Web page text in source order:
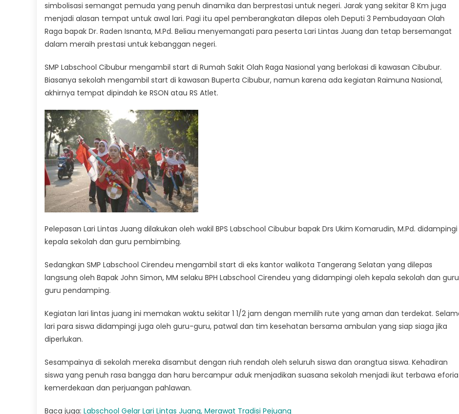
simbolisasi semangat pemuda yang penuh dinamika dan berprestasi untuk negeri. Jarak yang sekitar 8 Km juga
menjadi alasan tempat untuk awal lari. Pagi itu apel pemberangkatan dilepas oleh Deputi 3 Pembudayaan Olah
Raga bapak Dr. Raden Isnanta, M.Pd. Beliau menyemangati para peserta Lari Lintas Juang dan tetap bersemangat
dalam meraih prestasi untuk kebanggan negeri.
SMP Labschool Cibubur mengambil start di Rumah Sakit Olah Raga Nasional yang berlokasi di kawasan Cibubur.
Biasanya sekolah mengambil start di kawasan Buperta Cibubur, namun karena ada kegiatan Raimuna Nasional,
akhirnya tempat dipindah ke RSON atau RS Atlet.
Pelepasan Lari Lintas Juang dilakukan oleh wakil BPS Labschool Cibubur bapak Drs Ukim Komarudin, M.Pd. didampingi
kepala sekolah dan guru pembimbing.
Sedangkan SMP Labschool Cirendeu mengambil start di eks kantor walikota Tangerang Selatan yang dilepas
langsung oleh Bapak John Simon, MM selaku BPH Labschool Cirendeu yang didampingi oleh kepala sekolah dan
guru pendamping.
Kegiatan lari lintas juang ini memakan waktu sekitar 1 1/2 jam dengan memilih rute yang aman dan terdekat.
lari para siswa didampingi juga oleh guru-guru, patwal dan tim kesehatan bersama ambulan yang siap siaga jika
diperlukan.
Sesampainya di sekolah mereka disambut dengan riuh rendah oleh seluruh siswa dan orangtua siswa. Kehadiran
siswa yang penuh rasa bangga dan haru bercampur aduk menjadikan suasana sekolah menjadi ikut terbawa eforia
kemerdekaan dan perjuangan pahlawan.
Baca juga: Labschool Gelar Lari Lintas Juang, Merawat Tradisi Pejuang